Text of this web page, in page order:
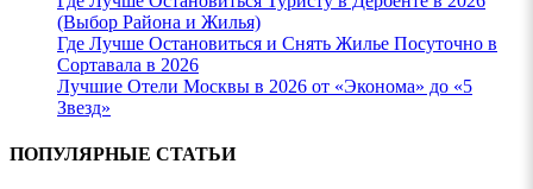
(Выбор Района и Жилья)
Где Лучше Остановиться и Снять Жилье Посуточно в
Сортавала в 2026
Лучшие Отели Москвы в 2026 от «Эконома» до «5
Звезд»
ПОПУЛЯРНЫЕ СТАТЬИ